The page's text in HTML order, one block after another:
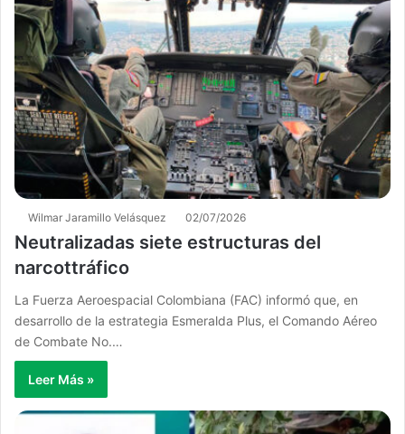
Wilmar Jaramillo Velásquez 02/07/2026
Neutralizadas siete estructuras del
narcottráfico
La Fuerza Aeroespacial Colombiana (FAC) informó que, en
desarrollo de la estrategia Esmeralda Plus, el Comando Aéreo
de Combate No.…
Leer Más »